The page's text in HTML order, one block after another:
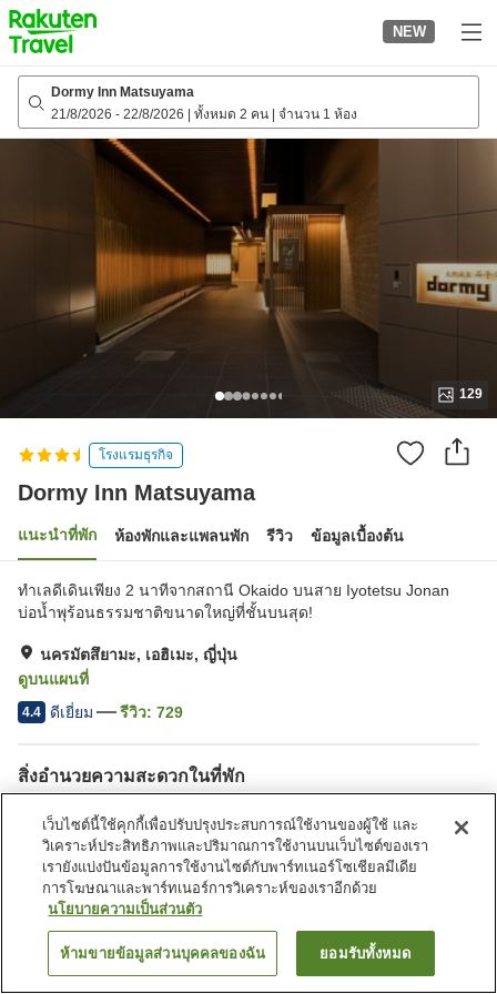
to
top
page
NEW
Dormy Inn Matsuyama
21/8/2026 - 22/8/2026 ทั้งหมด 2 คน จำนวน 1 ห้อง
129
โรงแรมธุรกิจ
Dormy Inn Matsuyama
แนะนำที่พัก ห้องพักและแพลนพัก รีวิว ข้อมูลเบื้องต้น
ทำเลดีเดินเพียง 2 นาทีจากสถานี Okaido บนสาย Iyotetsu Jonan
บ่อน้ำพุร้อนธรรมชาติขนาดใหญ่ที่ชั้นบนสุด!
นครมัตสึยามะ, เอฮิเมะ, ญี่ปุ่น
ดูบนแผนที่
4.4 ดีเยี่ยม รีวิว: 729
สิ่งอำนวยความสะดวกในที่พัก
ตู้จำหน่ายอัตโนมัติ
ห้องอาบน้ำเปิดโล่ง (มีบ่อน้ำพุ
ร้อน)
หน้าแรก ญี่ปุ่น เอฮิเมะ
ค้นหาห้องพัก
เว็บไซต์นี้ใช้คุกกี้เพื่อปรับปรุงประสบการณ์ใช้งานของผู้ใช้ และ
วิเคราะห์ประสิทธิภาพและปริมาณการใช้งานบนเว็บไซต์ของเรา
เรายังแบ่งปันข้อมูลการใช้งานไซต์กับพาร์ทเนอร์โซเชียลมีเดีย
การโฆษณาและพาร์ทเนอร์การวิเคราะห์ของเราอีกด้วย
นโยบายความเป็นส่วนตัว
ห้ามขายข้อมูลส่วนบุคคลของฉัน ยอมรับทั้งหมด